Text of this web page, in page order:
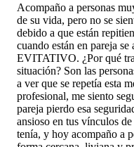
Acompaño a personas
de su vida, pero no se
debido a que están
cuando están en pareja
EVITATIVO. ¿Por qué
situación? Son las
a ver que se repetía esta
profesional, me siento
pareja pierdo esa
ansioso en tus vínculos
tenía, y hoy acompaño a